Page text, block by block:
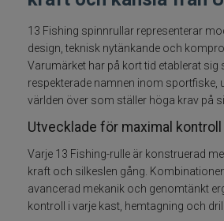
Trollingrullar
Flugrullar
Spön
Fiskeset
13 Fishing spinnrullar representerar
design, teknisk nytänkande och
Varumärket har på kort tid etablerat sig
respekterade namnen inom sportfiske,
världen över som ställer höga krav på
Utvecklade för maximal
Varje 13 Fishing-rulle är konstruerad
kraft och silkeslen gång.
avancerad mekanik och genomtänkt
kontroll i varje kast, hemtagning och drill.